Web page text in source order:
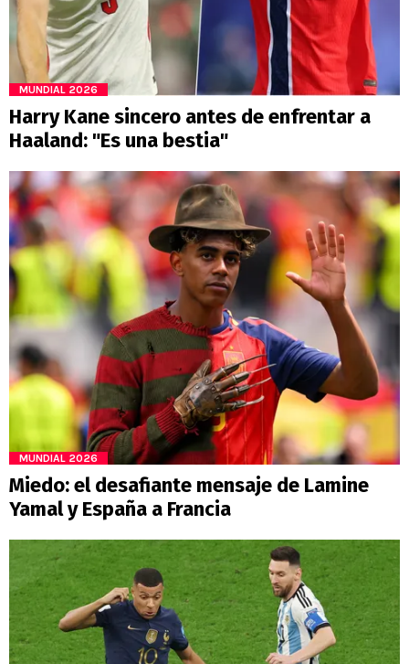
MUNDIAL 2026
Harry Kane sincero antes de enfrentar a
Haaland: "Es una bestia"
MUNDIAL 2026
Miedo: el desafiante mensaje de Lamine
Yamal y España a Francia